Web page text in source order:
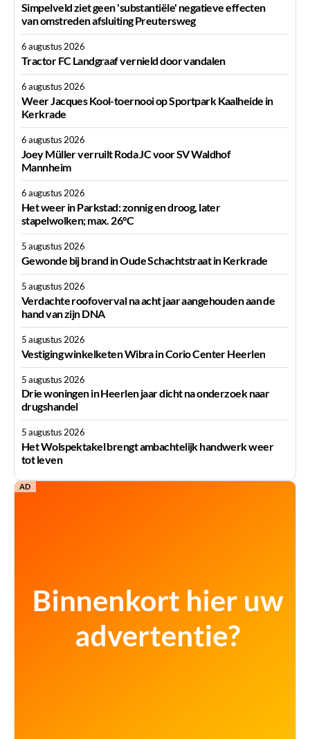
Simpelveld ziet geen 'substantiële' negatieve effecten
van omstreden afsluiting Preutersweg
6 augustus 2026
Tractor FC Landgraaf vernield door vandalen
6 augustus 2026
Weer Jacques Kool-toernooi op Sportpark Kaalheide in
Kerkrade
6 augustus 2026
Joey Müller verruilt Roda JC voor SV Waldhof
Mannheim
6 augustus 2026
Het weer in Parkstad: zonnig en droog, later
stapelwolken; max. 26°C
5 augustus 2026
Gewonde bij brand in Oude Schachtstraat in Kerkrade
5 augustus 2026
Verdachte roofoverval na acht jaar aangehouden aan de
hand van zijn DNA
5 augustus 2026
Vestiging winkelketen Wibra in Corio Center Heerlen
5 augustus 2026
Drie woningen in Heerlen jaar dicht na onderzoek naar
drugshandel
5 augustus 2026
Het Wolspektakel brengt ambachtelijk handwerk weer
tot leven
AD